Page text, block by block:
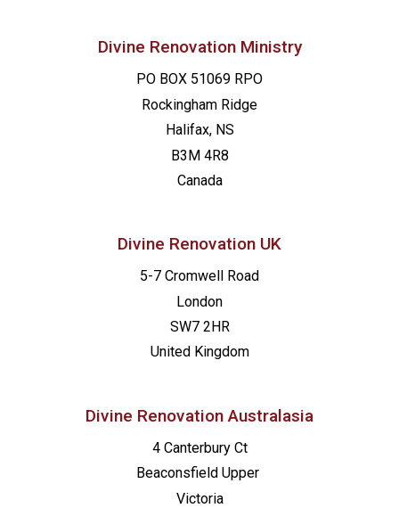
Divine Renovation Ministry
PO BOX 51069 RPO
Rockingham Ridge
Halifax, NS
B3M 4R8
Canada
Divine Renovation UK
5-7 Cromwell Road
London
SW7 2HR
United Kingdom
Divine Renovation Australasia
4 Canterbury Ct
Beaconsfield Upper
Victoria